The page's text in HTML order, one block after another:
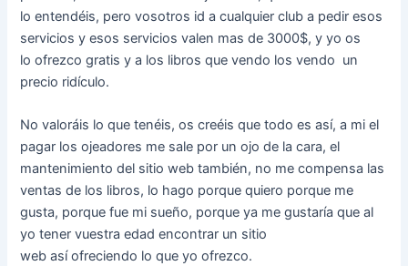
lo entendéis, pero vosotros id a cualquier club a pedir esos
servicios y esos servicios valen mas de 3000$, y yo os
lo ofrezco gratis y a los libros que vendo los vendo un
precio ridículo.
No valoráis lo que tenéis, os creéis que todo es así, a mi el
pagar los ojeadores me sale por un ojo de la cara, el
mantenimiento del sitio web también, no me compensa las
ventas de los libros, lo hago porque quiero porque me
gusta, porque fue mi sueño, porque ya me gustaría que al
yo tener vuestra edad encontrar un sitio
web así ofreciendo lo que yo ofrezco.